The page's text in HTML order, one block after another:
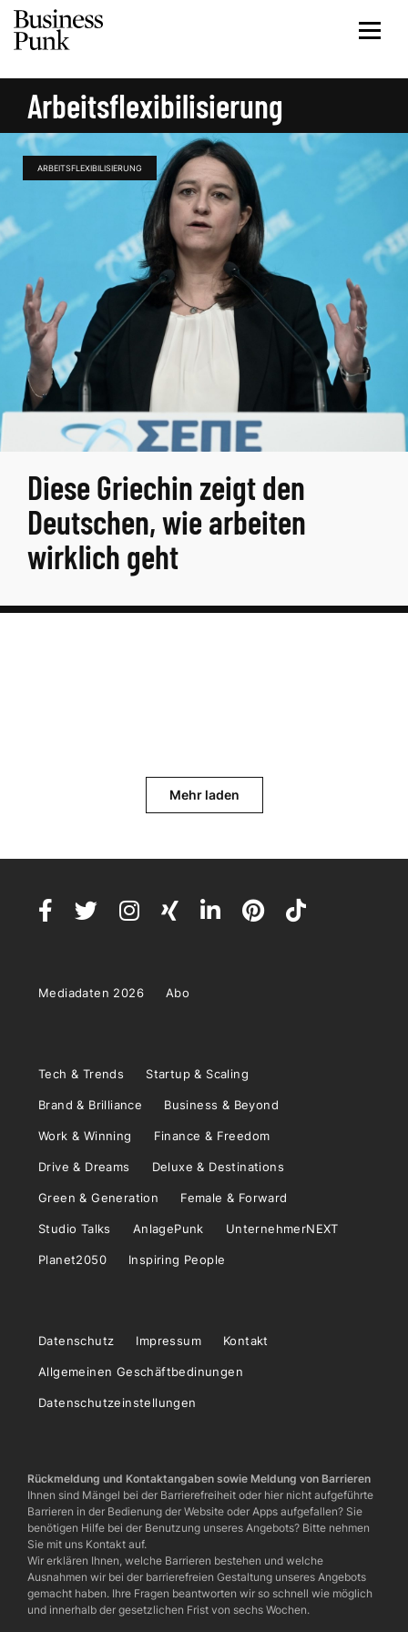
Arbeitsflexibilisierung
ARBEITSFLEXIBILISIERUNG
Diese Griechin zeigt den
Deutschen, wie arbeiten
wirklich geht
Mehr laden
Mediadaten 2026 Abo
Tech & Trends Startup & Scaling
Brand & Brilliance Business & Beyond
Work & Winning Finance & Freedom
Drive & Dreams Deluxe & Destinations
Green & Generation Female & Forward
Studio Talks AnlagePunk UnternehmerNEXT
Planet2050 Inspiring People
Datenschutz Impressum Kontakt
Allgemeinen Geschäftbedinungen
Datenschutzeinstellungen
Rückmeldung und Kontaktangaben sowie Meldung von Barrieren
Ihnen sind Mängel bei der Barrierefreiheit oder hier nicht aufgeführte
Barrieren in der Bedienung der Website oder Apps aufgefallen? Sie
benötigen Hilfe bei der Benutzung unseres Angebots? Bitte nehmen
Sie mit uns Kontakt auf.
Wir erklären Ihnen, welche Barrieren bestehen und welche
Ausnahmen wir bei der barrierefreien Gestaltung unseres Angebots
gemacht haben. Ihre Fragen beantworten wir so schnell wie möglich
und innerhalb der gesetzlichen Frist von sechs Wochen.